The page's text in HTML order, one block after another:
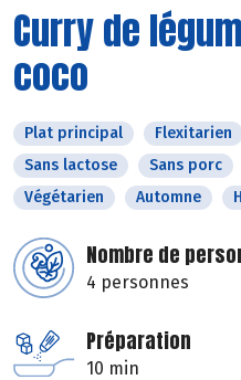
Curry de
coco
Plat principal Flexitarien
Sans lactose
Sans porc
Végétarien
Automne
Nombre de
4 personnes
Préparation
10 min